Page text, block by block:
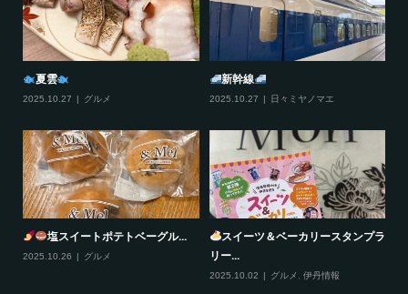
夏雲
2025.10.27 グルメ
新幹線
2025.10.27 日々ミヤノマエ
塩スイートポテトベーグル...
2025.10.26 グルメ
スイーツ＆ベーカリースタンプラ
リー...
2025.10.02 グルメ , 伊丹情報